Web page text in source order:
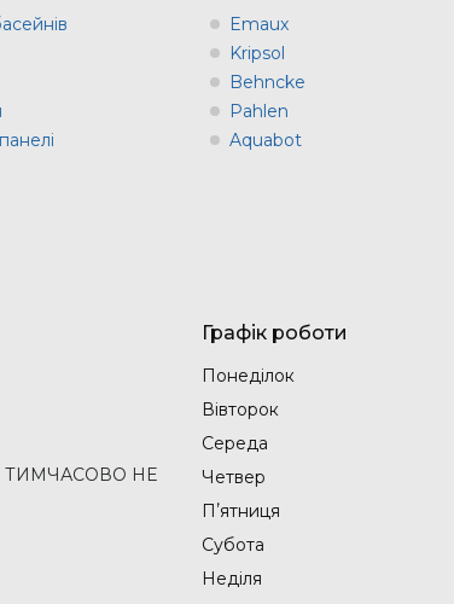
Emaux
Kripsol
Behncke
Pahlen
Aquabot
ТИМЧАСОВО НЕ
Графік роботи
Понеділок
Вівторок
Середа
Четвер
Пʼятниця
Субота
Неділя